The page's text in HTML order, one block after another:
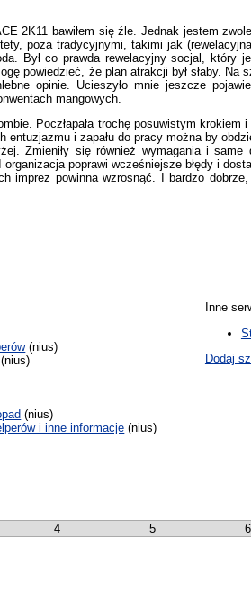
2K11 bawiłem się źle. Jednak jestem
poza tradycyjnymi, takimi jak
Był co prawda rewelacyjny socjal, który
powiedzieć, że plan atrakcji był słaby. Na
opinie. Ucieszyło mnie jeszcze
mangowych.
Poczłapała trochę posuwistym
i zapału do pracy można by
Zmieniły się również wymagania i
poprawi wcześniejsze błędy i
imprez powinna wzrosnąć. I bardzo
(nius)
(nius)
(nius)
i inne informacje (nius)
Inne
Dodaj
4 5 6